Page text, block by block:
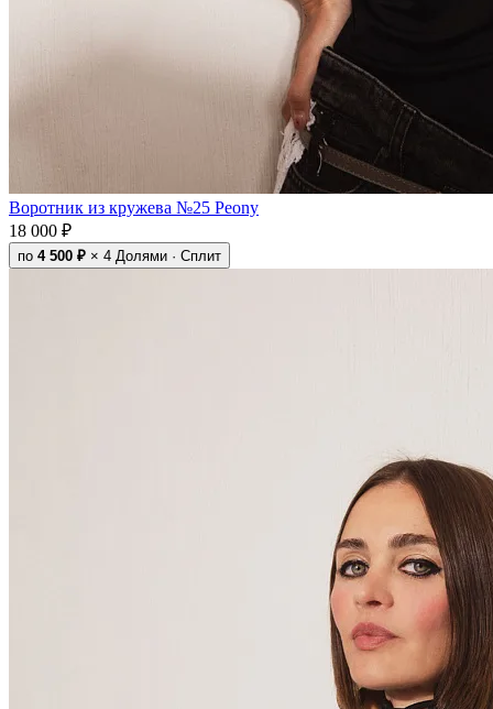
Воротник из кружева №25 Peony
18 000 ₽
по 4 500 ₽ × 4 Долями · Сплит